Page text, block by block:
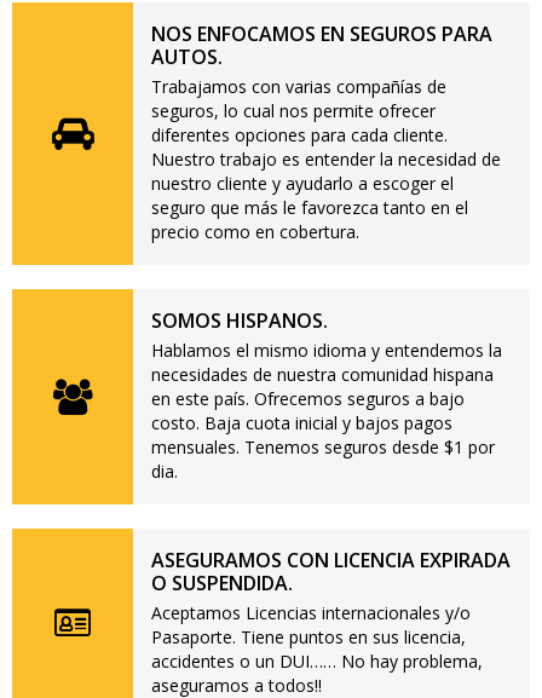
NOS ENFOCAMOS EN SEGUROS PARA
AUTOS.
Trabajamos con varias compañías de
seguros, lo cual nos permite ofrecer
diferentes opciones para cada cliente.
Nuestro trabajo es entender la necesidad de
nuestro cliente y ayudarlo a escoger el
seguro que más le favorezca tanto en el
precio como en cobertura.
SOMOS HISPANOS.
Hablamos el mismo idioma y entendemos la
necesidades de nuestra comunidad hispana
en este país. Ofrecemos seguros a bajo
costo. Baja cuota inicial y bajos pagos
mensuales. Tenemos seguros desde $1 por
dia.
ASEGURAMOS CON LICENCIA EXPIRADA
O SUSPENDIDA.
Aceptamos Licencias internacionales y/o
Pasaporte. Tiene puntos en sus licencia,
accidentes o un DUI…… No hay problema,
aseguramos a todos!!